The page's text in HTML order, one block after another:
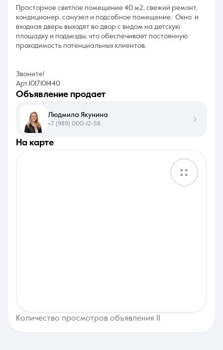
Просторное светлое помещение 40 м2, свежий ремонт,
кондиционер. санузел и подсобное помещение. Окно и
входная дверь выходят во двор с видом на детскую
площадку и подъезды, что обеспечивает постоянную
проходимость потенциальных клиентов.
Звоните!
Арт.1017101440
на карте
Количество просмотров объявления 11
объявление продает
Людмила Якунина
+7 (989) 000-12-58